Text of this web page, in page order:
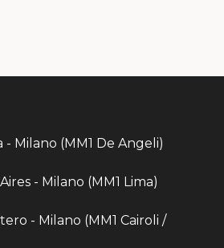
- Milano (MM1 De Angeli)
- Milano (MM1 Lima)
- Milano (MM1 Cairoli /